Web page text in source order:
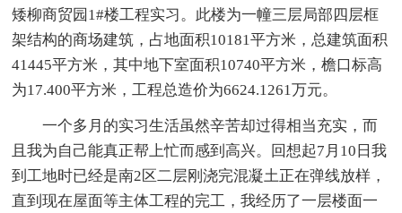
矮柳商贸园1#楼工程实习。此楼为一幢三层局部四层框
架结构的商场建筑，占地面积10181平方米，总建筑面积
41445平方米，其中地下室面积10740平方米，檐口标高
为17.400平方米，工程总造价为6624.1261万元。
一个多月的实习生活虽然辛苦却过得相当充实，而
且我为自己能真正帮上忙而感到高兴。回想起7月10日我
到工地时已经是南2区二层刚浇完混凝土正在弹线放样，
直到现在屋面等主体工程的完工，我经历了一层楼面一